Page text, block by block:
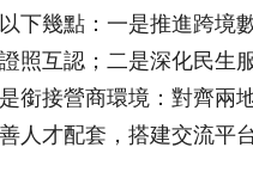
下幾點：一是推進跨境
照互認；二是深化民生
銜接營商環境：對齊兩
人才配套，搭建交流平